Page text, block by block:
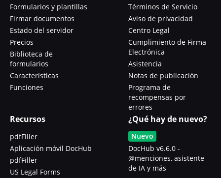
Formularios y plantillas
Firmar documentos
Estado del servidor
Precios
Biblioteca de
formularios
Características
Funciones
Términos de Servicio
Aviso de privacidad
Centro Legal
Cumplimiento de Firma
Electrónica
Asistencia
Notas de publicación
Programa de
recompensas por
errores
Recursos
pdfFiller
Aplicación móvil DocHub
pdfFiller
US Legal Forms
¿Qué hay de nuevo?
Nuevo
DocHub v6.6.0 -
@menciones, asistente
de IA y más